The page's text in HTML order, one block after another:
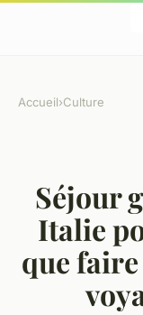
Accueil›Culture
Séjour
Italie
que